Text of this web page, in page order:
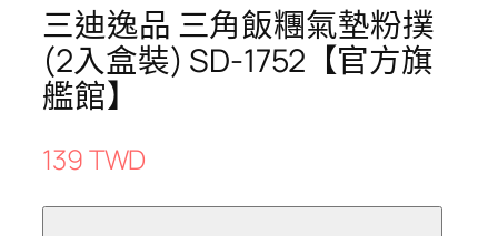
三迪逸品 三角飯糰氣墊粉撲
(2入盒裝) SD-1752【官方旗
艦館】
139 TWD